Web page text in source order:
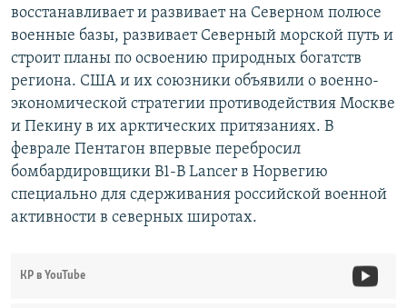
восстанавливает и развивает на Северном полюсе
военные базы, развивает Северный морской путь и
строит планы по освоению природных богатств
региона. США и их союзники объявили о военно-
экономической стратегии противодействия Москве
и Пекину в их арктических притязаниях. В
феврале Пентагон впервые перебросил
бомбардировщики B1-B Lancer в Норвегию
специально для сдерживания российской военной
активности в северных широтах.
КР в YouTube